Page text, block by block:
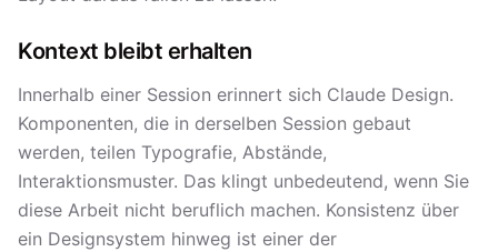
Kontext bleibt erhalten
Innerhalb einer Session erinnert sich Claude Design.
Komponenten, die in derselben Session gebaut
werden, teilen Typografie, Abstände,
Interaktionsmuster. Das klingt unbedeutend, wenn Sie
diese Arbeit nicht beruflich machen. Konsistenz über
ein Designsystem hinweg ist einer der